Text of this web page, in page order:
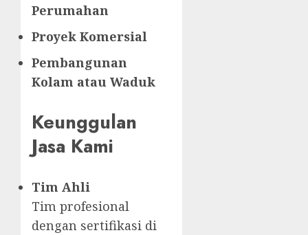
Perumahan
Proyek Komersial
Pembangunan
Kolam atau Waduk
Keunggulan
Jasa Kami
Tim Ahli
Tim profesional
dengan sertifikasi di